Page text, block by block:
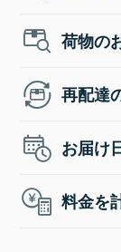
荷物の
再配達
お届け
料金を